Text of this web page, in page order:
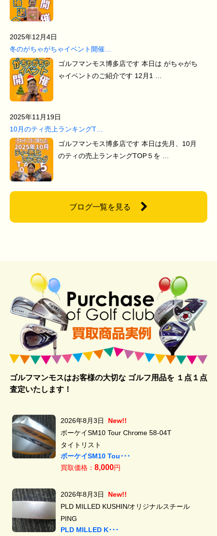
2025年12月4日
冬のがちゃがちゃイベント開催…
ゴルフマンモス博多店です 本日は がちゃがち
ゃイベントのご紹介です 12月1 …
2025年11月19日
10月のティ売上ランキングT…
ゴルフマンモス博多店です 本日は先月、10月
のティの売上ランキングTOP５を …
ブログ一覧を見る
ゴルフマンモスはお客様の大切な ゴルフ用品を１点１点
査定いたします！
2026年8月3日
New!!
ボーケイSM10 Tour Chrome 58-04T
タイトリスト
ボーケイSM10 Tou･･･
買取価格： 8,000円
2026年8月3日
New!!
PLD MILLED KUSHIN/オリジナルスチール
PING
PLD MILLED K･･･